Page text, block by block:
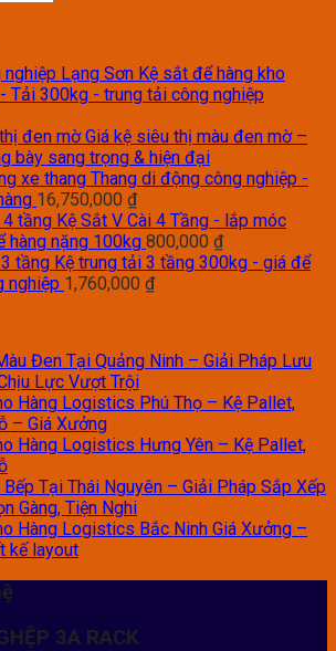
Kệ sắt để hàng kho
Tải 300kg - trung tải công nghiệp
Giá kệ siêu thị màu đen mờ –
bày sang trọng & hiện đại
Thang di động công nghiệp -
16,750,000 ₫
Kệ Sắt V Cài 4 Tầng - lắp móc
hàng nặng 100kg 800,000 ₫
Kệ trung tải 3 tầng 300kg - giá để
nghiệp 1,760,000 ₫
Đen Tại Quảng Ninh – Giải Pháp Lưu
Lực Vượt Trội
Hàng Logistics Phú Thọ – Kệ Pallet,
– Giá Xưởng
Hàng Logistics Hưng Yên – Kệ Pallet,
Tại Thái Nguyên – Giải Pháp Sắp Xếp
Gàng, Tiện Nghi
Hàng Logistics Bắc Ninh Giá Xưởng –
kế layout
3A RACK